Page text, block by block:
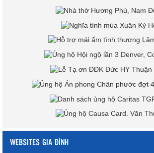
WEBSITES GIA ĐÌNH